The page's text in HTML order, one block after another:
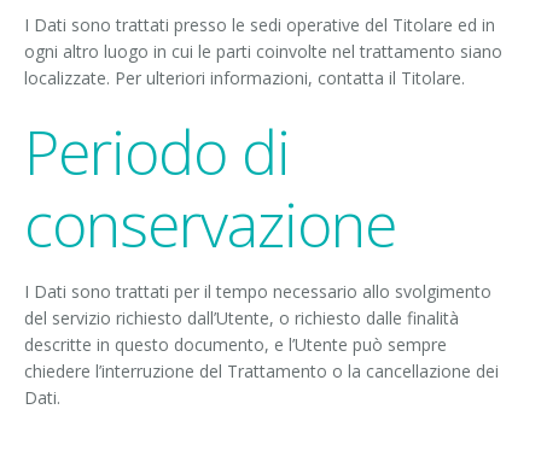
I Dati sono trattati presso le sedi operative del Titolare ed in
ogni altro luogo in cui le parti coinvolte nel trattamento siano
localizzate. Per ulteriori informazioni, contatta il Titolare.
Periodo di
conservazione
I Dati sono trattati per il tempo necessario allo svolgimento
del servizio richiesto dall’Utente, o richiesto dalle finalità
descritte in questo documento, e l’Utente può sempre
chiedere l’interruzione del Trattamento o la cancellazione dei
Dati.